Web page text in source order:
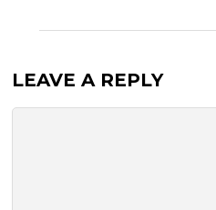
LEAVE A REPLY